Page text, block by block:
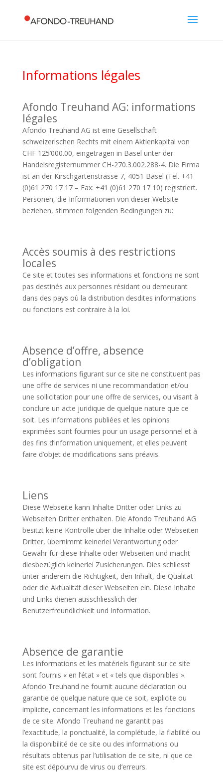
Informations légales
Afondo Treuhand AG: informations
légales
Afondo Treuhand AG ist eine Gesellschaft
schweizerischen Rechts mit einem Aktienkapital von
CHF 125’000.00, eingetragen in Basel unter der
Handelsregisternummer CH-270.3.002.288-4. Die Firma
ist an der Kirschgartenstrasse 7, 4051 Basel (Tel. +41
(0)61 270 17 17 – Fax: +41 (0)61 270 17 10) registriert.
Personen, die Informationen von dieser Website
beziehen, stimmen folgenden Bedingungen zu:
Accès soumis à des restrictions
locales
Ce site et toutes ses informations et fonctions ne sont
pas destinés aux personnes résidant ou demeurant
dans des pays où la distribution desdites informations
ou fonctions est contraire à la loi.
Absence d’offre, absence
d’obligation
Les informations figurant sur ce site ne constituent pas
une offre de services ni une recommandation et/ou
une sollicitation pour une offre de services, ou visant à
conclure un acte juridique de quelque nature que ce
soit. Les informations publiées et les opinions
exprimées sont fournies pour un usage personnel et à
des fins d’information uniquement, et elles peuvent
faire d’objet de modifications sans préavis.
Liens
Diese Webseite kann Inhalte Dritter oder Links zu
Webseiten Dritter enthalten. Die Afondo Treuhand AG
besitzt keine Kontrolle über die Inhalte oder Webseiten
Dritter, übernimmt keinerlei Verantwortung oder
Gewähr für diese Inhalte oder Webseiten und macht
diesbezüglich keinerlei Zusicherungen. Dies schliesst
unter anderem die Richtigkeit, den Inhalt, die Qualität
oder die Aktualität dieser Webseiten ein. Diese Inhalte
und Links dienen ausschliesslich der
Benutzerfreundlichkeit und Information.
Absence de garantie
Les informations et les matériels figurant sur ce site
sont fournis « en l’état » et « tels que disponibles ».
Afondo Treuhand ne fournit aucune déclaration ou
garantie de quelque nature que ce soit, explicite ou
implicite, concernant les informations et les fonctions
de ce site. Afondo Treuhand ne garantit pas
l’exactitude, la ponctualité, la complétude, la fiabilité ou
la disponibilité de ce site ou des informations ou
résultats obtenus par l’utilisation de ce site, ni que ce
site est dépourvu de virus ou d’erreurs.